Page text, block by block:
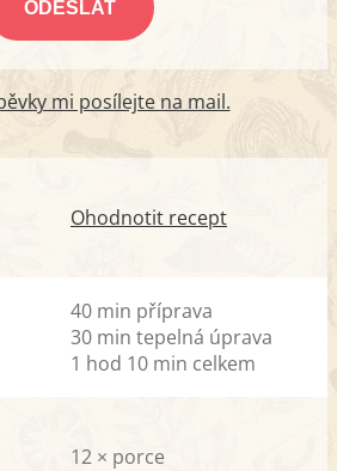
mi posílejte na mail.
Ohodnotit recept
40 min příprava
30 min tepelná úprava
1 hod 10 min celkem
12 × porce